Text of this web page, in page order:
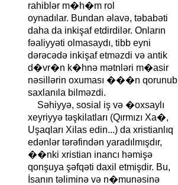
rahiblər m�h�m rol
oynadılar. Bundan əlavə, təbabəti
daha da inkişaf etdirdilər. Onların
fəaliyyəti olmasaydı, tibb eyni
dərəcədə inkişaf etməzdi və antik
d�vr�n k�hnə mətnləri m�asir
nəsillərin oxuması ���n qorunub
saxlanıla bilməzdi.
Səhiyyə, sosial iş və �oxsaylı
xeyriyyə təşkilatları (Qırmızı Xa�,
Uşaqları Xilas edin...) da xristianlıq
edənlər tərəfindən yaradılmışdır,
��nki xristian inancı həmişə
qonşuya şəfqəti daxil etmişdir. Bu,
İsanın təliminə və n�munəsinə